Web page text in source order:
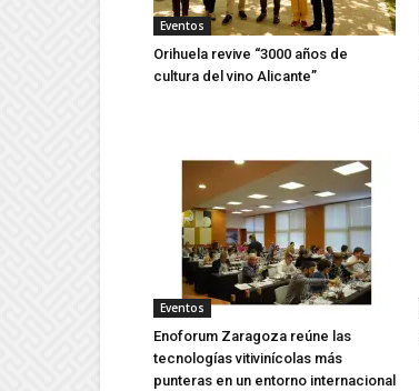
Eventos
Orihuela revive “3000 años de
cultura del vino Alicante”
Eventos
Enoforum Zaragoza reúne las
tecnologías vitivinícolas más
punteras en un entorno internacional